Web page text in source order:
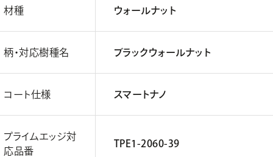
材種 ウォールナット
柄・対応樹種名 ブラックウォールナット
コート仕様 スマートナノ
プライムエッジ対
応品番
TPE1-2060-39